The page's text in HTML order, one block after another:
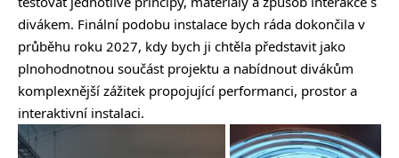
divákem. Finální podobu instalace bych ráda dokončila v
průběhu roku 2027, kdy bych ji chtěla představit jako
plnohodnotnou součást projektu a nabídnout divákům
komplexnější zážitek propojující performanci, prostor a
interaktivní instalaci.